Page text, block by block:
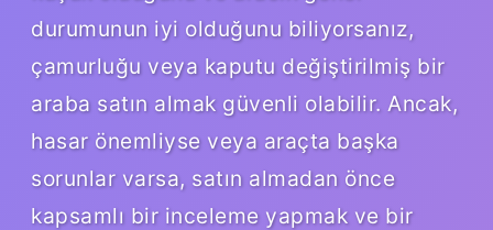
durumunun iyi olduğunu biliyorsanız,
çamurluğu veya kaputu değiştirilmiş bir
araba satın almak güvenli olabilir. Ancak,
hasar önemliyse veya araçta başka
sorunlar varsa, satın almadan önce
kapsamlı bir inceleme yapmak ve bir